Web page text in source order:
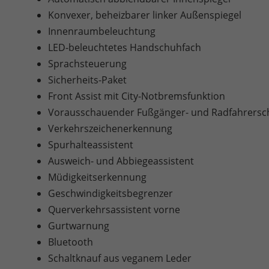
Konvexer, beheizbarer linker Außenspiegel
Innenraumbeleuchtung
LED-beleuchtetes Handschuhfach
Sprachsteuerung
Sicherheits-Paket
Front Assist mit City-Notbremsfunktion
Vorausschauender Fußgänger- und
Verkehrszeichenerkennung
Spurhalteassistent
Ausweich- und Abbiegeassistent
Müdigkeitserkennung
Geschwindigkeitsbegrenzer
Querverkehrsassistent vorne
Gurtwarnung
Bluetooth
Schaltknauf aus veganem Leder